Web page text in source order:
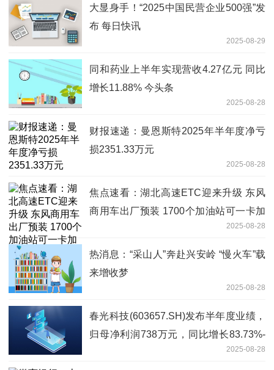
大显身手！“2025中国民营企业500强”发
布 每日快讯
2025-08-29
同和药业上半年实现营收4.27亿元 同比
增长11.88% 今头条
2025-08-28
财报速递：曼恩斯特2025年半年度净亏
损2351.33万元
2025-08-28
焦点速看：湖北高速ETC迎来升级 东风
商用车出厂预装 1700个加油站可一卡加
2025-08-28
热消息：“采山人”奔赴兴安岭 “慢火车”载
来增收梦
2025-08-28
春光科技(603657.SH)发布半年度业绩，
归母净利润738万元，同比增长83.73%-
2025-08-28